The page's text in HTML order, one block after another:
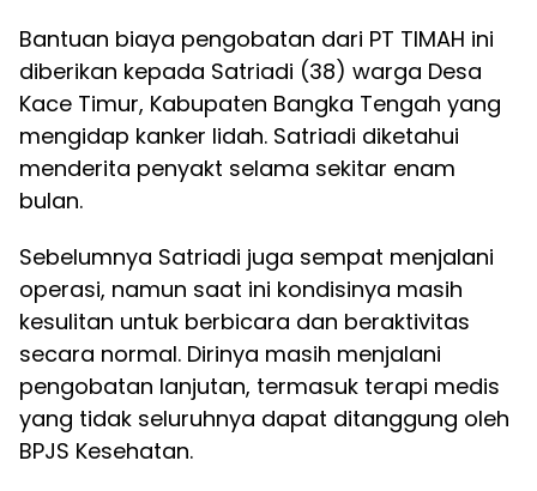
Bantuan biaya pengobatan dari PT TIMAH ini
diberikan kepada Satriadi (38) warga Desa
Kace Timur, Kabupaten Bangka Tengah yang
mengidap kanker lidah. Satriadi diketahui
menderita penyakt selama sekitar enam
bulan.
Sebelumnya Satriadi juga sempat menjalani
operasi, namun saat ini kondisinya masih
kesulitan untuk berbicara dan beraktivitas
secara normal. Dirinya masih menjalani
pengobatan lanjutan, termasuk terapi medis
yang tidak seluruhnya dapat ditanggung oleh
BPJS Kesehatan.